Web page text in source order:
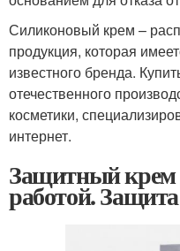
Силиконовый крем –
продукция, которая
известного бренда.
отечественного
косметики,
интернет.
Защитный крем
работой.